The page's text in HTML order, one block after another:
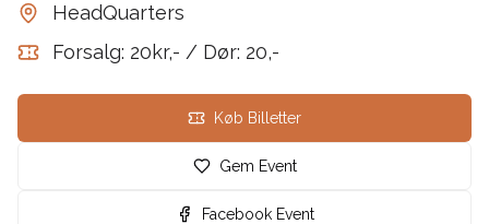
HeadQuarters
Forsalg: 20kr,- / Dør: 20,-
Køb Billetter
Gem Event
Facebook Event